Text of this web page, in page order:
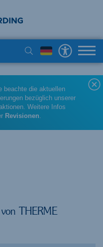
beachte die aktuellen
bezüglich unserer
Weitere Infos
Revisionen.
THERME